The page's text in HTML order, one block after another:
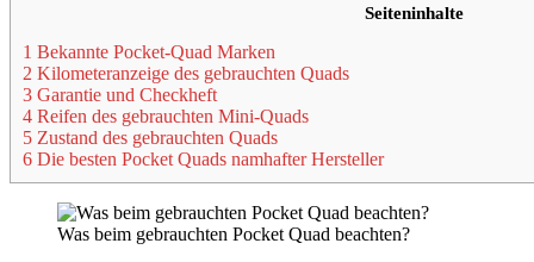
Seiteninhalte
1 Bekannte Pocket-Quad Marken
2 Kilometeranzeige des gebrauchten Quads
3 Garantie und Checkheft
4 Reifen des gebrauchten Mini-Quads
5 Zustand des gebrauchten Quads
6 Die besten Pocket Quads namhafter Hersteller
Was beim gebrauchten Pocket Quad beachten?